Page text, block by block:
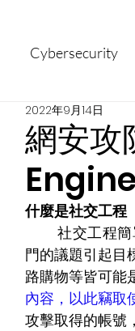
Cybersecurity
網安
2022年9月14日
什麼是社交工
	社交工程簡單來說就是詐騙，駭客利用人性的弱點來達到目的。社交工程常藉由近期熱
門的議題引起目
路購物等皆可能
內容，以此竊取
攻擊取得的帳號